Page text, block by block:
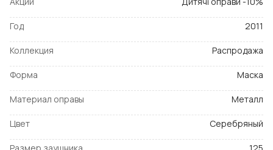
Год 2011
Коллекция Распродажа
Форма Маска
Материал оправы Металл
Цвет Серебряный